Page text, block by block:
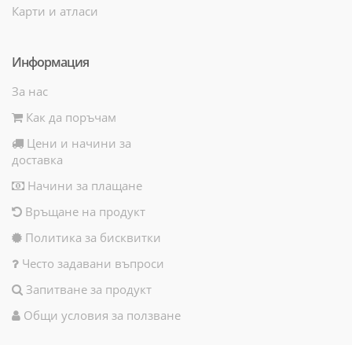
Карти и атласи
Информация
За нас
Как да поръчам
Цени и начини за
доставка
Начини за плащане
Връщане на продукт
Политика за бисквитки
Често задавани въпроси
Запитване за продукт
Общи условия за ползване